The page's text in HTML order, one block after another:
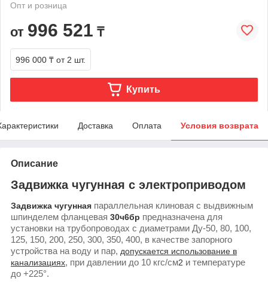
Опт и розница
от 996 521 ₸
996 000 ₸ от 2 шт.
Купить
Доставка Оплата Условия возврата
Описание
Задвижка чугунная с электроприводом
Задвижка чугунная параллельная клиновая с выдвижным
шпинделем фланцевая 30ч6бр предназначена для
установки на трубопроводах с диаметрами Ду-50, 80, 100,
125, 150, 200, 250, 300, 350, 400, в качестве запорного
устройства на воду и пар, допускается использование в
канализациях, при давлении до 10 кгс/см2 и температуре
до +225°.